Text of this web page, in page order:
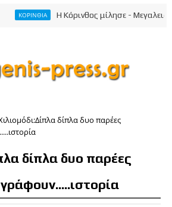
ΚΟΡΙΝΘΙΑ Η Κόρινθος μίλησε - Μεγαλειώδης
δίπλα δυο παρέες
δίπλα δυο παρέες